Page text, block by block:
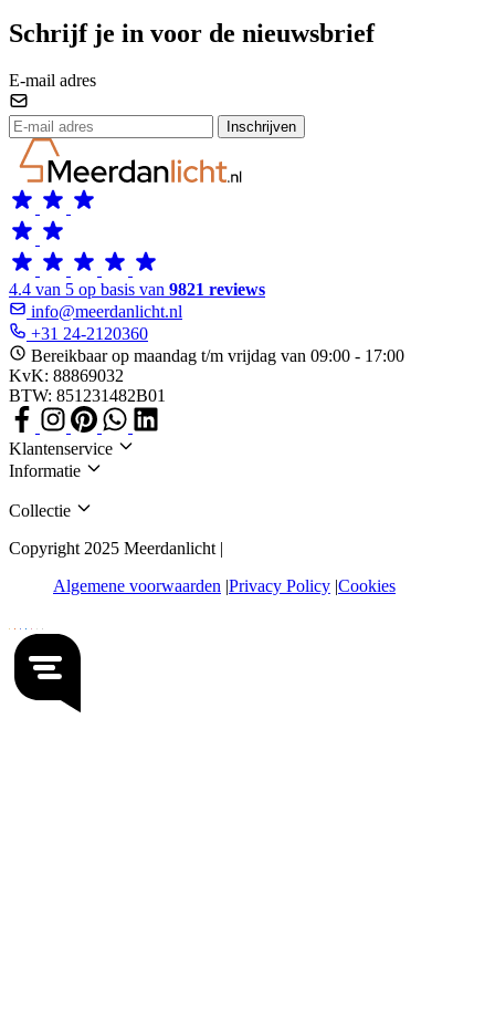
Schrijf je in voor de nieuwsbrief
E-mail adres
Inschrijven
4.4 van 5 op basis van 9821 reviews
info@meerdanlicht.nl
+31 24-2120360
Bereikbaar op maandag t/m vrijdag van 09:00 - 17:00
KvK: 88869032
BTW: 851231482B01
Klantenservice
Informatie
Collectie
Copyright 2025 Meerdanlicht |
Algemene voorwaarden Privacy Policy Cookies